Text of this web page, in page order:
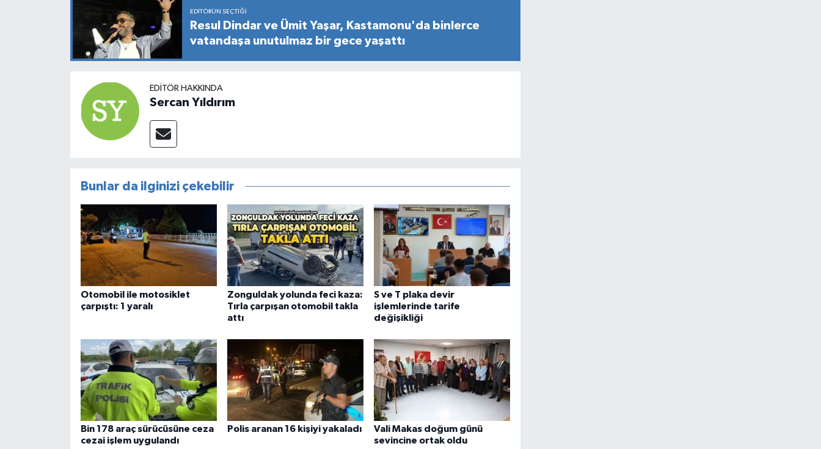
EDITÖRÜN SEÇTIĞI
Resul Dindar ve Ümit Yaşar, Kastamonu'da binlerce
vatandaşa unutulmaz bir gece yaşattı
EDITÖR HAKKINDA
Sercan Yıldırım
Bunlar da ilginizi çekebilir
Otomobil ile motosiklet
çarpıştı: 1 yaralı
Zonguldak yolunda feci kaza:
Tırla çarpışan otomobil takla
attı
S ve T plaka devir
işlemlerinde tarife
değişikliği
Bin 178 araç sürücüsüne ceza
cezai işlem uygulandı
Polis aranan 16 kişiyi yakaladı
Vali Makas doğum günü
sevincine ortak oldu